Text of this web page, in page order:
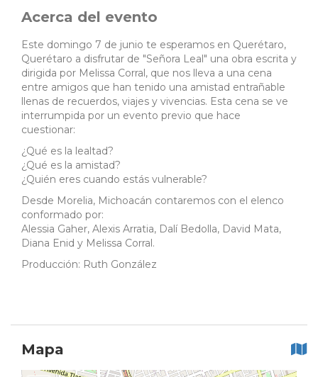
Acerca del evento
Este domingo 7 de junio te esperamos en Querétaro,
Querétaro a disfrutar de "Señora Leal" una obra escrita y
dirigida por Melissa Corral, que nos lleva a una cena
entre amigos que han tenido una amistad entrañable
llenas de recuerdos, viajes y vivencias. Esta cena se ve
interrumpida por un evento previo que hace
cuestionar:
¿Qué es la lealtad?
¿Qué es la amistad?
¿Quién eres cuando estás vulnerable?
Desde Morelia, Michoacán contaremos con el elenco
conformado por:
Alessia Gaher, Alexis Arratia, Dalí Bedolla, David Mata,
Diana Enid y Melissa Corral.
Producción: Ruth González
Mapa